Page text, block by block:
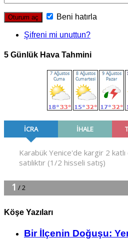
Beni hatırla
Şifreni mi unuttun?
5 Günlük Hava Tahmini
Köşe Yazıları
Bir İlçe­nin Do­ğu­şu: